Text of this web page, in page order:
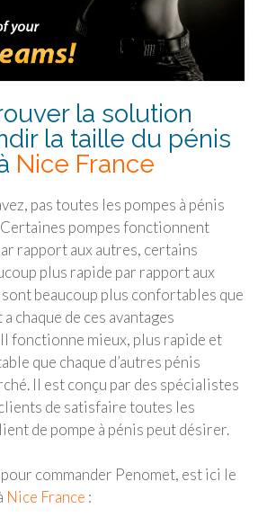
la solution
la taille du pénis
Nice France
pas toutes les pompes à pénis
pompes fonctionnent
rapport aux autres, certains
plus rapide par rapport aux
beaucoup plus confortables que
chaque de ces avantages
fonctionne mieux, plus rapide et
que chaque d’autres pénis
Il est conçu par des spécialistes
de satisfaire toutes les
de pompe à pénis peut désirer.
commander Penomet, est ici le
Nice France :